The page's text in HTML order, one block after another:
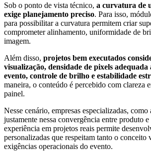
Sob o ponto de vista técnico, a curvatura de
exige planejamento preciso. Para isso,
para possibilitar a curvatura permitem criar
comprometer alinhamento, uniformidade de
imagem.
Além disso, projetos bem executados
visualização, densidade de pixels adequada
evento, controle de brilho e estabilidade
maneira, o conteúdo é percebido com clareza
painel.
Nesse cenário, empresas especializadas, como
justamente nessa convergência entre produto
experiência em projetos reais permite
personalizadas que respeitam tanto o conceito
exigências operacionais do evento.